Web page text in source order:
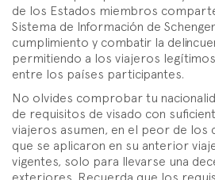
de los Estados miembros
Sistema de Información de
cumplimiento y combatir la
permitiendo a los viajeros
entre los países participantes.
No olvides comprobar tu
de requisitos de visado con
viajeros asumen, en el peor de los
que se aplicaron en su anterior
vigentes, solo para llevarse una